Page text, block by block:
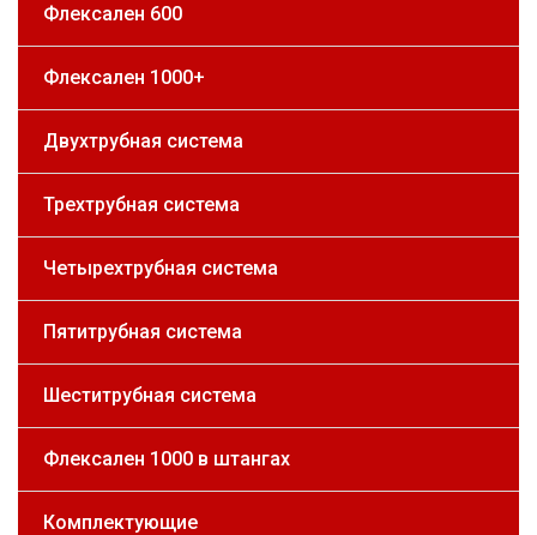
Флексален 600
Флексален 1000+
Двухтрубная система
Трехтрубная система
Четырехтрубная система
Пятитрубная система
Шеститрубная система
Флексален 1000 в штангах
Комплектующие